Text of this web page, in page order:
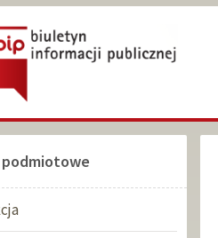
podmiotowe